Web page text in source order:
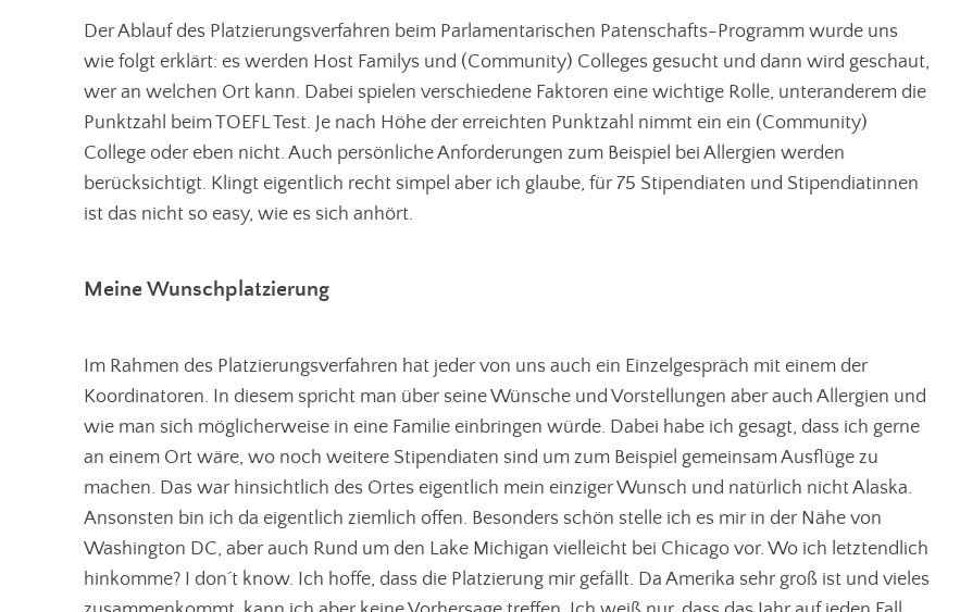
Der Ablauf des Platzierungsverfahren beim Parlamentarischen Patenschafts-Programm wurde uns
wie folgt erklärt: es werden Host Familys und (Community) Colleges gesucht und dann wird geschaut,
wer an welchen Ort kann. Dabei spielen verschiedene Faktoren eine wichtige Rolle, unteranderem die
Punktzahl beim TOEFL Test. Je nach Höhe der erreichten Punktzahl nimmt ein ein (Community)
College oder eben nicht. Auch persönliche Anforderungen zum Beispiel bei Allergien werden
berücksichtigt. Klingt eigentlich recht simpel aber ich glaube, für 75 Stipendiaten und Stipendiatinnen
ist das nicht so easy, wie es sich anhört.
Meine Wunschplatzierung
Im Rahmen des Platzierungsverfahren hat jeder von uns auch ein Einzelgespräch mit einem der
Koordinatoren. In diesem spricht man über seine Wünsche und Vorstellungen aber auch Allergien und
wie man sich möglicherweise in eine Familie einbringen würde. Dabei habe ich gesagt, dass ich gerne
an einem Ort wäre, wo noch weitere Stipendiaten sind um zum Beispiel gemeinsam Ausflüge zu
machen. Das war hinsichtlich des Ortes eigentlich mein einziger Wunsch und natürlich nicht Alaska.
Ansonsten bin ich da eigentlich ziemlich offen. Besonders schön stelle ich es mir in der Nähe von
Washington DC, aber auch Rund um den Lake Michigan vielleicht bei Chicago vor. Wo ich letztendlich
hinkomme? I don´t know. Ich hoffe, dass die Platzierung mir gefällt. Da Amerika sehr groß ist und vieles